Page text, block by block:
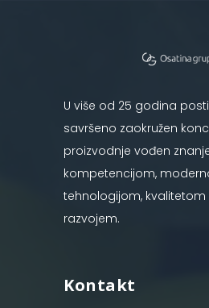
U više od 25 godina
savršeno zaokružen
proizvodnje vođen
kompetencijom,
tehnologijom, kvalitetom
razvojem.
Kontakt